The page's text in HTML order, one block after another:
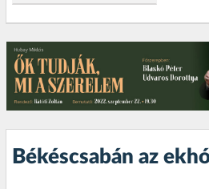
Békéscsabán az